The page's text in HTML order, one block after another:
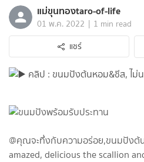
แม่ขุนทองtaro-of-life
01 พ.ค. 2022 | 1 min read
แชร์
@คุณจะทึ่งกับความอร่อย,ขนมปังต้
amazed, delicious the scallion